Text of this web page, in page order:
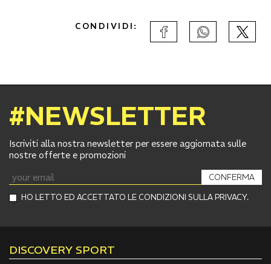
CONDIVIDI:
#NEWSLETTER
Iscriviti alla nostra newsletter per essere aggiornata sulle
nostre offerte e promozioni
HO LETTO ED ACCETTATO LE CONDIZIONI SULLA PRIVACY.
CONFERMA
DISCOVERY SPORT